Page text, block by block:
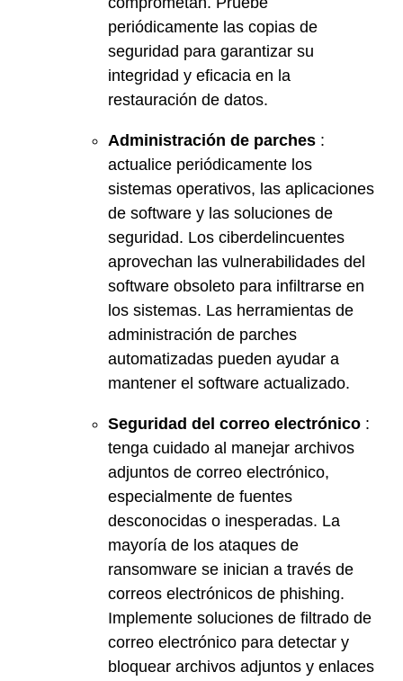
periódicamente las copias de
seguridad para garantizar su
integridad y eficacia en la
restauración de datos.
Administración de parches :
actualice periódicamente los
sistemas operativos, las aplicaciones
de software y las soluciones de
seguridad. Los ciberdelincuentes
aprovechan las vulnerabilidades del
software obsoleto para infiltrarse en
los sistemas. Las herramientas de
administración de parches
automatizadas pueden ayudar a
mantener el software actualizado.
Seguridad del correo electrónico :
tenga cuidado al manejar archivos
adjuntos de correo electrónico,
especialmente de fuentes
desconocidas o inesperadas. La
mayoría de los ataques de
ransomware se inician a través de
correos electrónicos de phishing.
Implemente soluciones de filtrado de
correo electrónico para detectar y
bloquear archivos adjuntos y enlaces